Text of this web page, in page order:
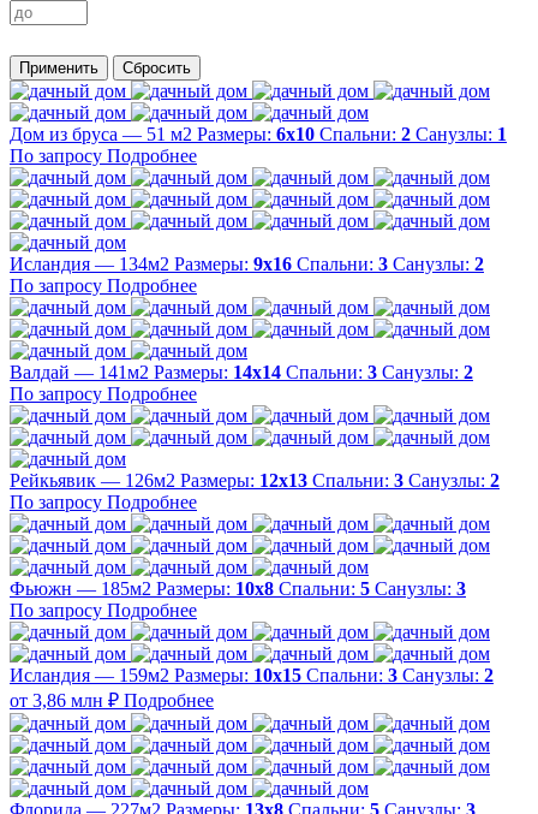
Применить Сбросить
Дом из бруса — 51 м2 Размеры: 6х10 Спальни: 2 Санузлы: 1
По запросу Подробнее
Исландия — 134м2 Размеры: 9х16 Спальни: 3 Санузлы: 2
По запросу Подробнее
Валдай — 141м2 Размеры: 14х14 Спальни: 3 Санузлы: 2
По запросу Подробнее
Рейкьявик — 126м2 Размеры: 12х13 Спальни: 3 Санузлы: 2
По запросу Подробнее
Фьюжн — 185м2 Размеры: 10х8 Спальни: 5 Санузлы: 3
По запросу Подробнее
Исландия — 159м2 Размеры: 10х15 Спальни: 3 Санузлы: 2
от 3,86 млн ₽ Подробнее
Флорида — 227м2 Размеры: 13х8 Спальни: 5 Санузлы: 3